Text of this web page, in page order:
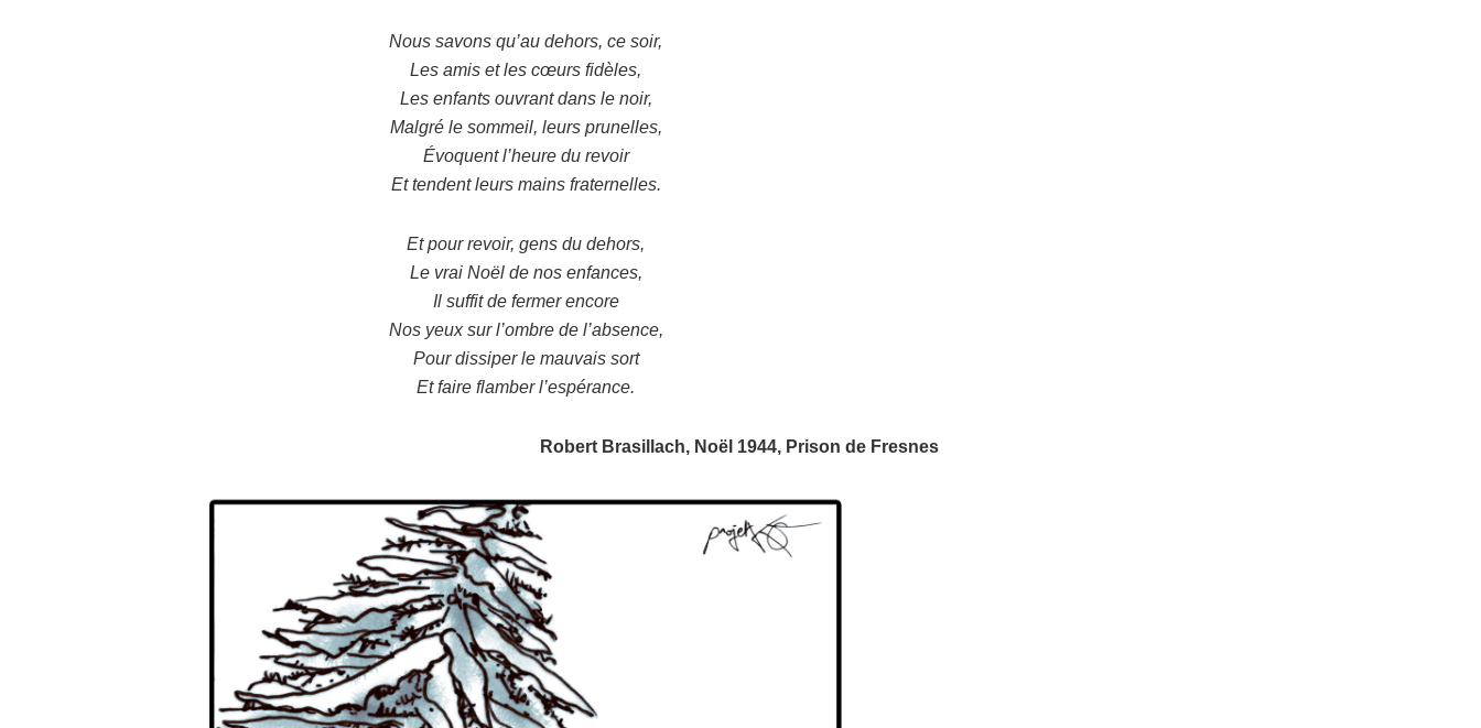
Nous savons qu’au dehors, ce soir,
Les amis et les cœurs fidèles,
Les enfants ouvrant dans le noir,
Malgré le sommeil, leurs prunelles,
Évoquent l’heure du revoir
Et tendent leurs mains fraternelles.
Et pour revoir, gens du dehors,
Le vrai Noël de nos enfances,
Il suffit de fermer encore
Nos yeux sur l’ombre de l’absence,
Pour dissiper le mauvais sort
Et faire flamber l’espérance.
Robert Brasillach, Noël 1944, Prison de Fresnes